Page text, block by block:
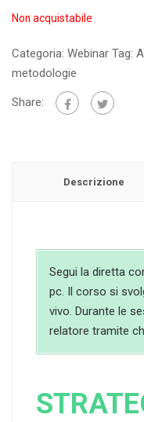
Non acquistabile
Categoria: Webinar Tag:
metodologie
Share:
Descrizione
Segui la diretta
pc. Il corso si
vivo. Durante le
relatore tramite